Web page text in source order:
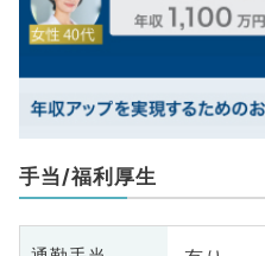
手当/福利厚生